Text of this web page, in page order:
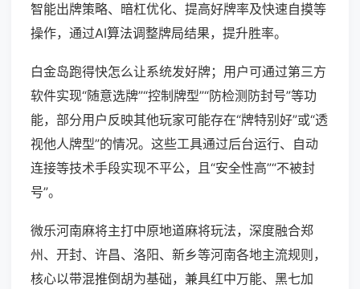
智能出牌策略、暗杠优化、提高好牌率及快速自摸等
操作，通过AI算法调整牌局结果，提升胜率。
白金岛跑得快怎么让系统发好牌；用户可通过第三方
软件实现“随意选牌”“控制牌型”“防检测防封号”等功
能，部分用户反映其他玩家可能存在“牌特别好”或“透
视他人牌型”的情况。这些工具通过后台运行、自动
连接等技术手段实现不平公，且“安全性高”“不被封
号”。
微乐河南麻将主打中原地道麻将玩法，深度融合郑
州、开封、许昌、洛阳、新乡等河南各地主流规则，
核心以带混推倒胡为基础，兼具红中万能、黑七加